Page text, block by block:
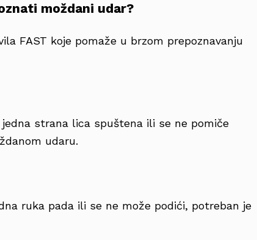
moždani udar?
FAST koje pomaže u brzom prepoznavanju
strana lica spuštena ili se ne pomiče
udaru.
ruka pada ili se ne može podići, potreban je